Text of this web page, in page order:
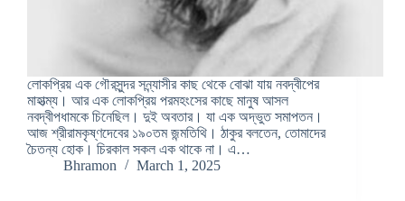
লোকপ্রিয় এক গৌরসুন্দর সন্ন্যাসীর কাছ থেকে বোঝা যায় নবদ্বীপের
মাহাত্ম্য। আর এক লোকপ্রিয় পরমহংসের কাছে মানুষ আসল
নবদ্বীপধামকে চিনেছিল। দুই অবতার। যা এক অদ্ভুত সমাপতন।
আজ শ্রীরামকৃষ্ণদেবের ১৯০তম জন্মতিথি। ঠাকুর বলতেন, তোমাদের
চৈতন্য হোক। চিরকাল সকল এক থাকে না। এ…
Bhramon
March 1, 2025